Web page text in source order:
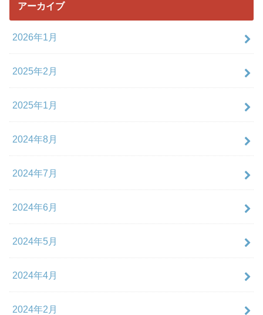
アーカイブ
2026年1月
2025年2月
2025年1月
2024年8月
2024年7月
2024年6月
2024年5月
2024年4月
2024年2月